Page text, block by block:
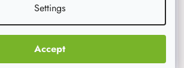
Settings
Accept